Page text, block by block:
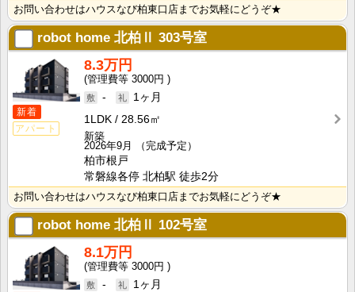
お問い合わせはハウスなび柏東口店までお気軽にどうぞ★
robot home 北柏Ⅱ 303号室
新着
アパート
8.3万円
3000円
-
1ヶ月
1LDK
28.56㎡
新築
2026年9月
（完成予定）
柏市根戸
常磐線各停 北柏駅 徒歩2分
お問い合わせはハウスなび柏東口店までお気軽にどうぞ★
robot home 北柏Ⅱ 102号室
8.1万円
3000円
-
1ヶ月